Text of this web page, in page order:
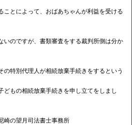
ことによって、おばあちゃんが利益を受ける
いのですが、書類審査をする裁判所側は分か
の特別代理人が相続放棄手続きをするという
どもの相続放棄手続きを申し立てをしまし
崎の望月司法書士事務所